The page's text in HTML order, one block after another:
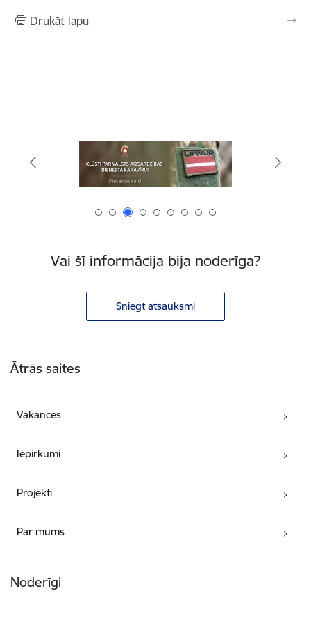
Drukāt lapu
Vai šī informācija bija noderīga?
Sniegt atsauksmi
Ātrās saites
Vakances
Iepirkumi
Projekti
Par mums
Noderīgi